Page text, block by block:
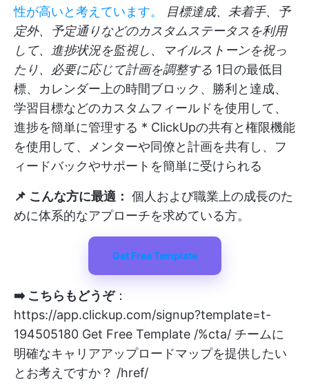
性が高いと考えています。
目標達成、未着手、予
定外、予定通りなどのカスタムステータスを利用
して、進捗状況を監視し、マイルストーンを祝っ
たり、必要に応じて計画を調整する 1日の最低目
標、カレンダー上の時間ブロック、勝利と達成、
学習目標などのカスタムフィールドを使用して、
進捗を簡単に管理する * ClickUpの共有と権限機能
を使用して、メンターや同僚と計画を共有し、フ
ィードバックやサポートを簡単に受けられる
📌 こんな方に最適： 個人および職業上の成長のた
めに体系的なアプローチを求めている方。
Get Free Template
➡️ こちらもどうぞ：
https://app.clickup.com/signup?template=t-
194505180 Get Free Template /%cta/ チームに
明確なキャリアアップロードマップを提供したい
とお考えですか？ /href/